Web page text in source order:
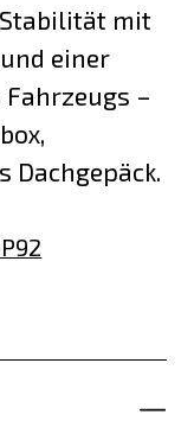
mit
einer
–
Dachgepäck.